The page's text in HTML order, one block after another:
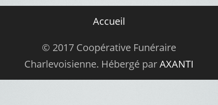
Accueil
© 2017 Coopérative Funéraire
Charlevoisienne. Hébergé parAXANTI